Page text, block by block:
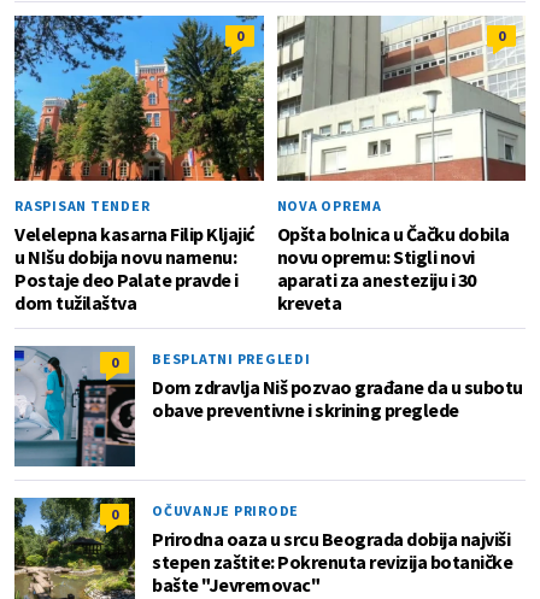
0
RASPISAN TENDER
Velelepna kasarna Filip Kljajić
u NIšu dobija novu namenu:
Postaje deo Palate pravde i
dom tužilaštva
0
NOVA OPREMA
Opšta bolnica u Čačku dobila
novu opremu: Stigli novi
aparati za anesteziju i 30
kreveta
0 BESPLATNI PREGLEDI
Dom zdravlja Niš pozvao građane da u subotu
obave preventivne i skrining preglede
0 OČUVANJE PRIRODE
Prirodna oaza u srcu Beograda dobija najviši
stepen zaštite: Pokrenuta revizija botaničke
bašte "Jevremovac"